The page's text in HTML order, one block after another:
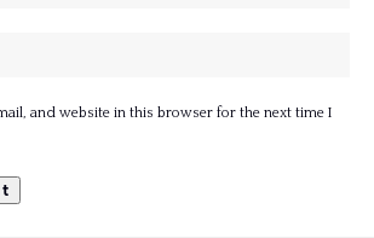
and website in this browser for the next time I